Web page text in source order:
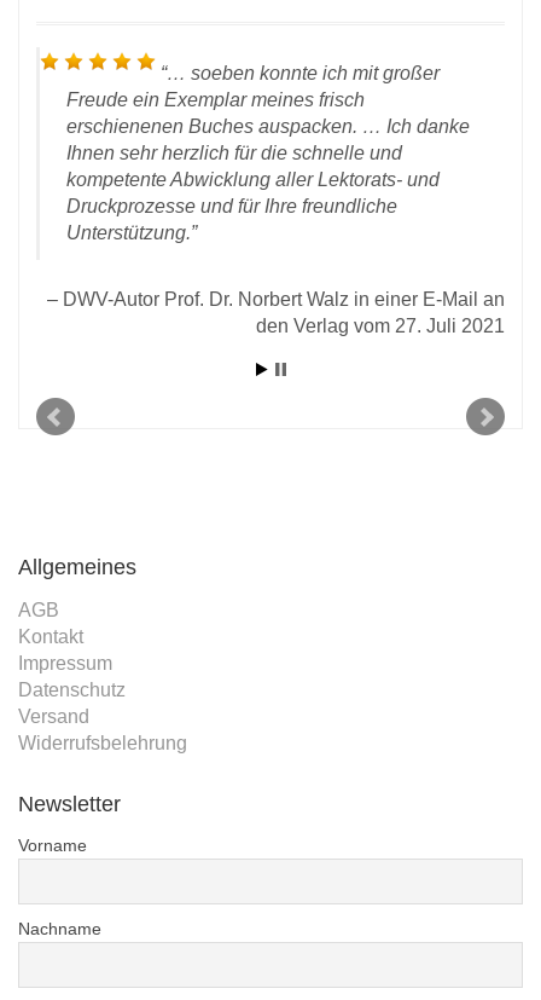
… soeben konnte ich mit großer
Freude ein Exemplar meines frisch
erschienenen Buches auspacken. … Ich danke
Ihnen sehr herzlich für die schnelle und
kompetente Abwicklung aller Lektorats- und
Druckprozesse und für Ihre freundliche
Unterstützung.
DWV-Autor Prof. Dr. Norbert Walz in einer E-Mail an
den Verlag vom 27. Juli 2021
Allgemeines
AGB
Kontakt
Impressum
Datenschutz
Versand
Widerrufsbelehrung
Newsletter
Vorname
Nachname